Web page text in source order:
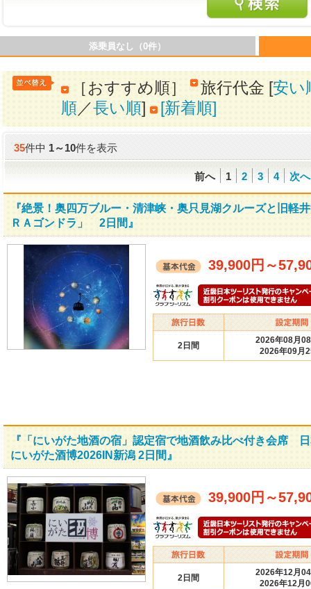
添乗員なし（0件）
［おすすめ順］ 旅行代金 [安い
順／長い順] [新着順]
35件中1～10件を表示
前へ 1 2 3 4 次へ
『絶景！奥四万ブルー・清津峡・奥只見湖クルーズと旧軽
ＲＡゴンドラ」 2日間』
39,900円 ～
2日間
2026年08月
2026年09月
『「にいがた地酒の宿」認定宿で地酒飲み比べ付き会席
にいがた酒博2026IN新潟 2日間』
39,900円 ～
2日間
2026年12月
2026年12月